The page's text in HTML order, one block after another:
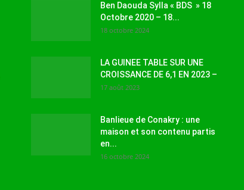
source
Ben Daouda Sylla « BDS » 18
Octobre 2020 – 18...
18 octobre 2024
LA GUINEE TABLE SUR UNE
CROISSANCE DE 6,1 EN 2023 –
17 août 2023
Banlieue de Conakry : une
maison et son contenu partis
en...
16 octobre 2024